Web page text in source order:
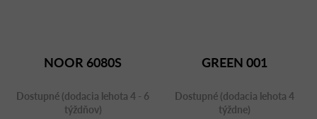
NOOR 6080S
Dostupné (dodacia lehota 4 - 6
týždňov)
GREEN 001
Dostupné (dodacia lehota 4
týždne)